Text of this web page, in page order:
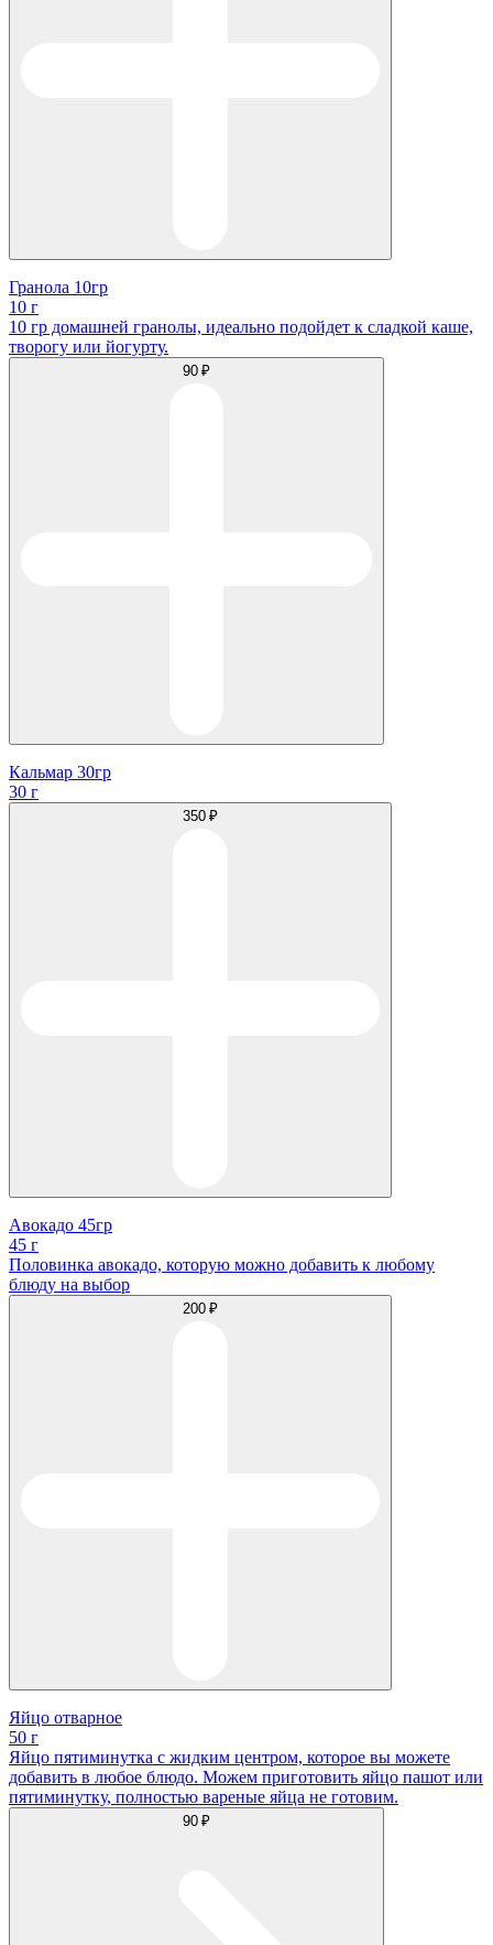
Гранола 10гр
10 г
10 гр домашней гранолы, идеально подойдет к сладкой каше,
творогу или йогурту.
90 ₽
Кальмар 30гр
30 г
350 ₽
Авокадо 45гр
45 г
Половинка авокадо, которую можно добавить к любому
блюду на выбор
200 ₽
Яйцо отварное
50 г
Яйцо пятиминутка с жидким центром, которое вы можете
добавить в любое блюдо. Можем приготовить яйцо пашот или
пятиминутку, полностью вареные яйца не готовим.
90 ₽